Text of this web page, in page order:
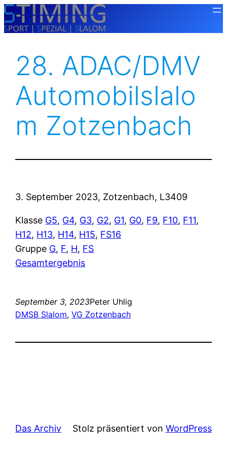
Zum
Inhalt
28. ADAC/DMV
Automobilslalo
M Zotzenbach
3. September 2023, Zotzenbach, L3409
Klasse G5, G4, G3, G2, G1, G0, F9, F10, F11,
H12, H13, H14, H15, FS16
Gruppe G, F, H, FS
Gesamtergebnis
September 3, 2023Peter Uhlig
DMSB Slalom, VG Zotzenbach
Das Archiv Stolz präsentiert von WordPress